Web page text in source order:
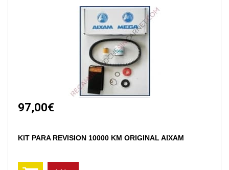
97,00€
KIT PARA REVISION 10000 KM ORIGINAL AIXAM